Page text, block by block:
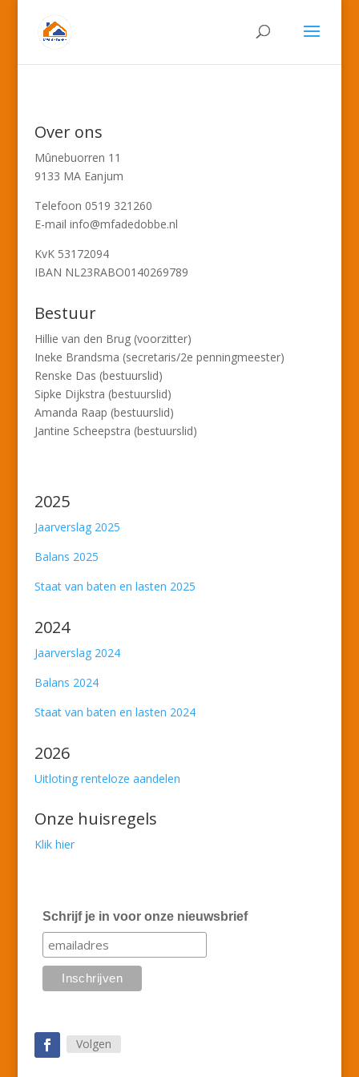
Over ons
Mûnebuorren 11
9133 MA Eanjum
Telefoon 0519 321260
E-mail info@mfadedobbe.nl
KvK 53172094
IBAN NL23RABO0140269789
Bestuur
Hillie van den Brug (voorzitter)
Ineke Brandsma (secretaris/2e penningmeester)
Renske Das (bestuurslid)
Sipke Dijkstra (bestuurslid)
Amanda Raap (bestuurslid)
Jantine Scheepstra (bestuurslid)
2025
Jaarverslag 2025
Balans 2025
Staat van baten en lasten 2025
2024
Jaarverslag 2024
Balans 2024
Staat van baten en lasten 2024
2026
Uitloting renteloze aandelen
Onze huisregels
Klik hier
Schrijf je in voor onze nieuwsbrief
Volgen